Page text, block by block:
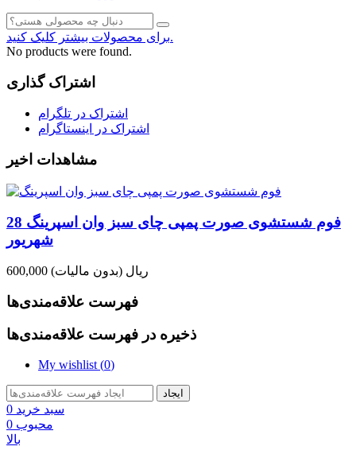
برای محصولات بیشتر کلیک کنید.
No products were found.
اشتراک گذاری
اشتراک در تلگرام
اشتراک در اینستاگرام
مشاهدات اخیر
فوم شستشوی صورت پمپی چای سبز وان اسپرینگ 28
شهریور
600,000 ریال (بدون مالیات)
فهرست علاقه‌مندی‌ها
ذخیره در فهرست علاقه‌مندی‌ها
My wishlist (0)
ایجاد
سبد خرید 0
محبوب 0
بالا